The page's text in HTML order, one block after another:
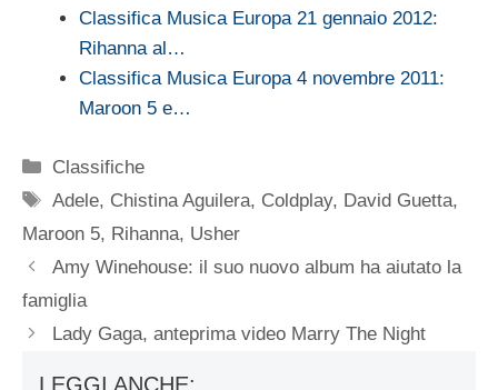
Classifica Musica Europa 21 gennaio 2012:
Rihanna al…
Classifica Musica Europa 4 novembre 2011:
Maroon 5 e…
Categorie
Classifiche
Tag
Adele, Chistina Aguilera, Coldplay, David Guetta,
Maroon 5, Rihanna, Usher
Amy Winehouse: il suo nuovo album ha aiutato la
famiglia
Lady Gaga, anteprima video Marry The Night
LEGGI ANCHE: